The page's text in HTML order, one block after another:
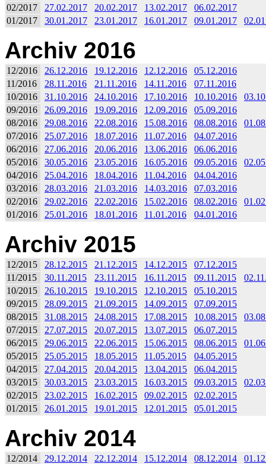
02/2017
27.02.2017 20.02.2017 13.02.2017
06.02.2017
01/2017
30.01.2017 23.01.2017 16.01.2017 09.01.2017
Archiv 2016
12/2016 26.12.2016 19.12.2016 12.12.2016
05.12.2016
11/2016
28.11.2016 21.11.2016 14.11.2016
07.11.2016
10/2016
31.10.2016 24.10.2016 17.10.2016 10.10.2016
09/2016
26.09.2016 19.09.2016 12.09.2016
05.09.2016
08/2016
29.08.2016 22.08.2016 15.08.2016 08.08.2016
07/2016
25.07.2016 18.07.2016 11.07.2016
04.07.2016
06/2016
27.06.2016 20.06.2016 13.06.2016
06.06.2016
05/2016
30.05.2016 23.05.2016 16.05.2016 09.05.2016
04/2016
25.04.2016 18.04.2016 11.04.2016
04.04.2016
03/2016
28.03.2016 21.03.2016 14.03.2016
07.03.2016
02/2016
29.02.2016 22.02.2016 15.02.2016 08.02.2016
01/2016
25.01.2016 18.01.2016 11.01.2016 04.01.2016
Archiv 2015
12/2015 28.12.2015 21.12.2015 14.12.2015
07.12.2015
11/2015
30.11.2015 23.11.2015 16.11.2015 09.11.2015
10/2015
26.10.2015 19.10.2015 12.10.2015
05.10.2015
09/2015
28.09.2015 21.09.2015 14.09.2015
07.09.2015
08/2015
31.08.2015 24.08.2015 17.08.2015 10.08.2015
07/2015
27.07.2015 20.07.2015 13.07.2015
06.07.2015
06/2015
29.06.2015 22.06.2015 15.06.2015 08.06.2015
05/2015
25.05.2015 18.05.2015 11.05.2015
04.05.2015
04/2015
27.04.2015 20.04.2015 13.04.2015
06.04.2015
03/2015
30.03.2015 23.03.2015 16.03.2015 09.03.2015
02/2015
23.02.2015 16.02.2015 09.02.2015
02.02.2015
01/2015
26.01.2015 19.01.2015 12.01.2015 05.01.2015
Archiv 2014
12/2014 29.12.2014 22.12.2014 15.12.2014 08.12.2014